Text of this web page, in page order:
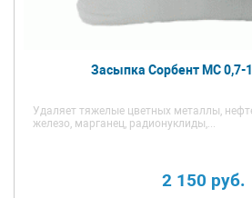
Засыпка Сорбент МС 0,7-
Удаляет тяжелые цветных металлы,
железо, марганец, радионуклиды,...
2 150 руб.